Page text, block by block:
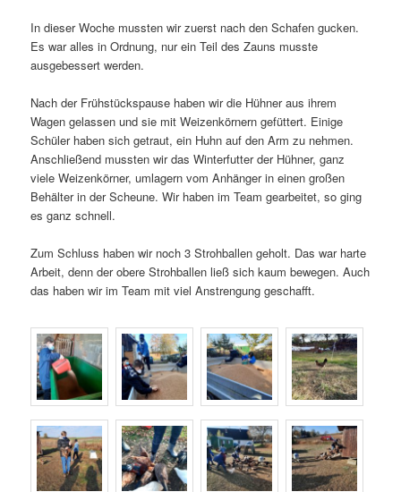
In dieser Woche mussten wir zuerst nach den Schafen gucken.
Es war alles in Ordnung, nur ein Teil des Zauns musste
ausgebessert werden.
Nach der Frühstückspause haben wir die Hühner aus ihrem
Wagen gelassen und sie mit Weizenkörnern gefüttert. Einige
Schüler haben sich getraut, ein Huhn auf den Arm zu nehmen.
Anschließend mussten wir das Winterfutter der Hühner, ganz
viele Weizenkörner, umlagern vom Anhänger in einen großen
Behälter in der Scheune. Wir haben im Team gearbeitet, so ging
es ganz schnell.
Zum Schluss haben wir noch 3 Strohballen geholt. Das war harte
Arbeit, denn der obere Strohballen ließ sich kaum bewegen. Auch
das haben wir im Team mit viel Anstrengung geschafft.